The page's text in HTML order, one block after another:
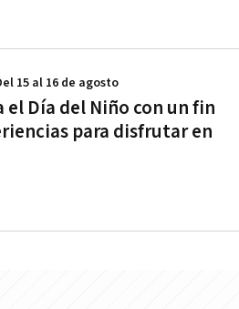
Día del Niño con un fin
para disfrutar en
15 al 16 de agosto